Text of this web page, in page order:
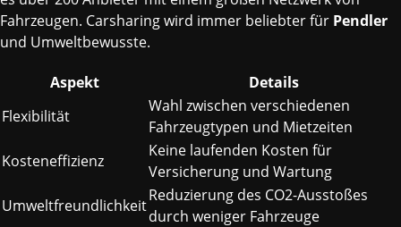
Fahrzeugen. Carsharing wird immer beliebter für Pendler
und Umweltbewusste.
Aspekt
Details
Flexibilität
Wahl zwischen verschiedenen
Fahrzeugtypen und Mietzeiten
Kosteneffizienz
Keine laufenden Kosten für
Versicherung und Wartung
Umweltfreundlichkeit
Reduzierung des CO2-Ausstoßes
durch weniger Fahrzeuge